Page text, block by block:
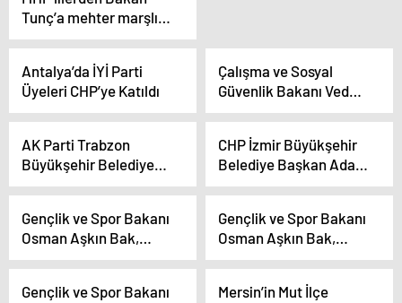
Tunç’a mehter marşlı,
maytap ve konfetili
Antalya’da İYİ Parti
Üyeleri CHP’ye Katıldı
Çalışma ve Sosyal
Güvenlik Bakanı Vedat
Işıkhan: Türkiye
Kanunu ve Çalışma
Hayatı İçin Elimizden
Geleni Yapacağız
AK Parti Trabzon
Büyükşehir Belediyesi
Başkan Adayı Ahmet
iki sanat merkezi
yapacağını söyledi
CHP İzmir Büyükşehir
Belediye Başkan Adayı
Cemil Tugay
Mezatına Katıldı
Gençlik ve Spor Bakanı
Osman Aşkın Bak,
Bursa’da Spor Tesisi
Gençlik ve Spor Bakanı
Osman Aşkın Bak,
ailelere çocuklarını
çağrısında bulundu
Gençlik ve Spor Bakanı
Mersin’in Mut İlçe